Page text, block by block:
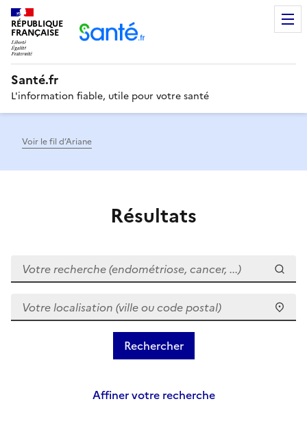
RÉPUBLIQUE
FRANÇAISE
Santé.fr
L'information fiable, utile pour votre santé
Voir le fil d’Ariane
Résultats
Votre recherche (endométriose, cancer, ...)
Votre localisation (ville ou code postal)
Affiner votre recherche